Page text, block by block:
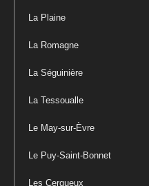
La Plaine
La Romagne
La Séguinière
La Tessoualle
Le May-sur-Èvre
Le Puy-Saint-Bonnet
Les Cerqueux